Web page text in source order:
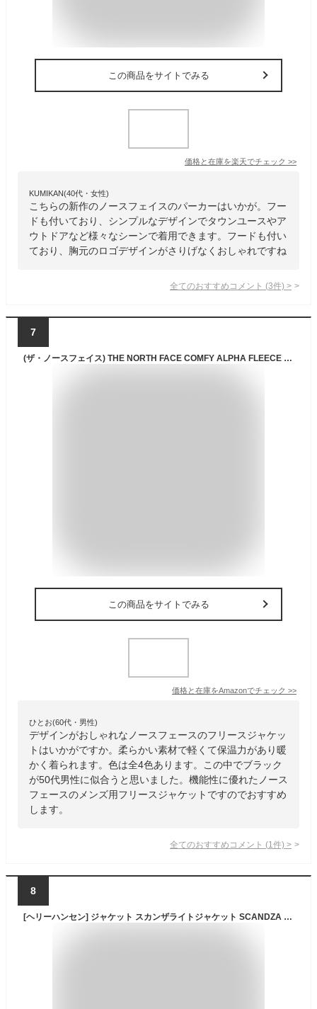
この商品をサイトでみる
価格と在庫を楽天でチェック >>
KUMIKAN(40代・女性)
こちらの新作のノースフェイスのパーカーはいかが。フー
ドも付いており、シンプルなデザインでタウンユースやア
ウトドアなど様々なシーンで着用できます。フードも付い
ており、胸元のロゴデザインがさりげなくおしゃれですね
全てのおすすめコメント (3件) >
7
(ザ・ノースフェイス) THE NORTH FACE COMFY ALPHA FLEECE ZIP UP 防寒 フリース ジャケット (95(M), BLACK(NJ4FP57J)) [並行輸入品]
この商品をサイトでみる
価格と在庫をAmazonでチェック >>
ひとお(60代・男性)
デザインがおしゃれなノースフェースのフリースジャケッ
トはいかがですか。柔らかい素材で軽くて保温力があり暖
かく着られます。色は全4色あります。この中でブラック
が50代男性に似合うと思いました。機能性に優れたノース
フェースのメンズ用フリースジャケットですのでおすすめ
します。
全てのおすすめコメント (1 件) >
8
[ヘリーハンセン] ジャケット スカンザライトジャケット SCANDZA LIGHT JKT 防水 撥水 透湿 防風 メンズ HOE12272 ブラック L